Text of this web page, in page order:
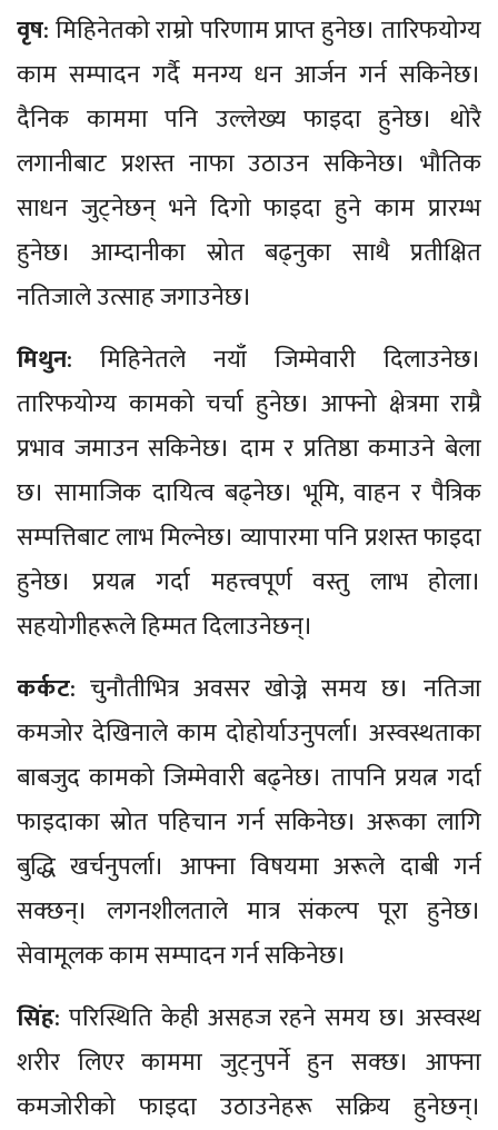
वृष: मिहिनेतको राम्रो परिणाम प्राप्त हुनेछ। तारिफयोग्य
काम सम्पादन गर्दै मनग्य धन आर्जन गर्न सकिनेछ।
दैनिक काममा पनि उल्लेख्य फाइदा हुनेछ। थोरै
लगानीबाट प्रशस्त नाफा उठाउन सकिनेछ। भौतिक
साधन जुट्नेछन् भने दिगो फाइदा हुने काम प्रारम्भ
हुनेछ। आम्दानीका स्रोत बढ्नुका साथै प्रतीक्षित
नतिजाले उत्साह जगाउनेछ।
मिथुन: मिहिनेतले नयाँ जिम्मेवारी दिलाउनेछ।
तारिफयोग्य कामको चर्चा हुनेछ। आफ्नो क्षेत्रमा राम्रै
प्रभाव जमाउन सकिनेछ। दाम र प्रतिष्ठा कमाउने बेला
छ। सामाजिक दायित्व बढ्नेछ। भूमि, वाहन र पैत्रिक
सम्पत्तिबाट लाभ मिल्नेछ। व्यापारमा पनि प्रशस्त फाइदा
हुनेछ। प्रयत्न गर्दा महत्त्वपूर्ण वस्तु लाभ होला।
सहयोगीहरूले हिम्मत दिलाउनेछन्।
कर्कट: चुनौतीभित्र अवसर खोज्ने समय छ। नतिजा
कमजोर देखिनाले काम दोहोर्याउनुपर्ला। अस्वस्थताका
बाबजुद कामको जिम्मेवारी बढ्नेछ। तापनि प्रयत्न गर्दा
फाइदाका स्रोत पहिचान गर्न सकिनेछ। अरूका लागि
बुद्धि खर्चनुपर्ला। आफ्ना विषयमा अरूले दाबी गर्न
सक्छन्। लगनशीलताले मात्र संकल्प पूरा हुनेछ।
सेवामूलक काम सम्पादन गर्न सकिनेछ।
सिंह: परिस्थिति केही असहज रहने समय छ। अस्वस्थ
शरीर लिएर काममा जुट्नुपर्ने हुन सक्छ। आफ्ना
कमजोरीको फाइदा उठाउनेहरू सक्रिय हुनेछन्।